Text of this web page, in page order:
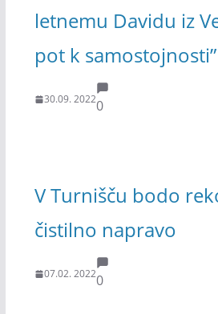
letnemu Davidu iz
pot k samostojnosti”
30.09. 20220
V Turnišču bodo
čistilno napravo
07.02. 20220